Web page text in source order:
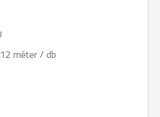
12 méter / db